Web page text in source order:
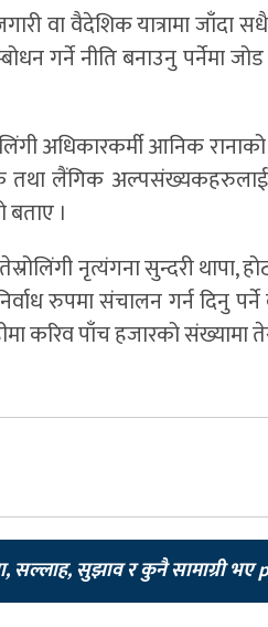
वा वैदेशिक यात्रामा
गर्ने नीति बनाउनु पर्नेमा
अधिकारकर्मी आनिक
लैंगिक अल्पसंख्यकहरुलाई
।
नृत्यंगना सुन्दरी
रुपमा संचालन गर्न दिनु
करिव पाँच हजारको संख्यामा
सल्लाह, सुझाव र कुनै सामाग्री भए